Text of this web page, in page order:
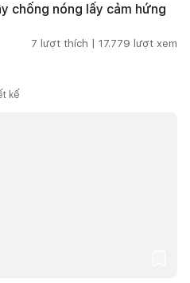
chống nóng lấy cảm hứng
7 lượt thích | 17.779 lượt xem
kế